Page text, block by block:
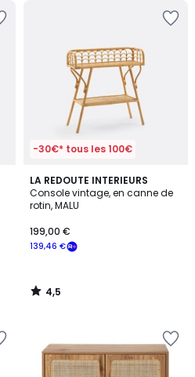
-30€* tous les 100€
LA REDOUTE INTERIEURS
Console vintage, en canne de
rotin, MALU
139,46 €
199,00 €
4,5
/ 5
4,5
/